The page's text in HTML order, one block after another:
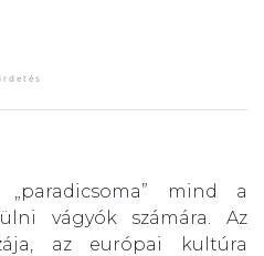
„paradicsoma” mind a
vágyók számára. Az
az európai kultúra